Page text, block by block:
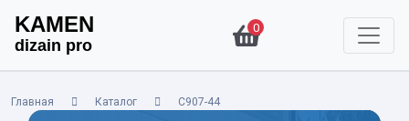
KAMEN
dizain pro
0
Главная Каталог С907-44